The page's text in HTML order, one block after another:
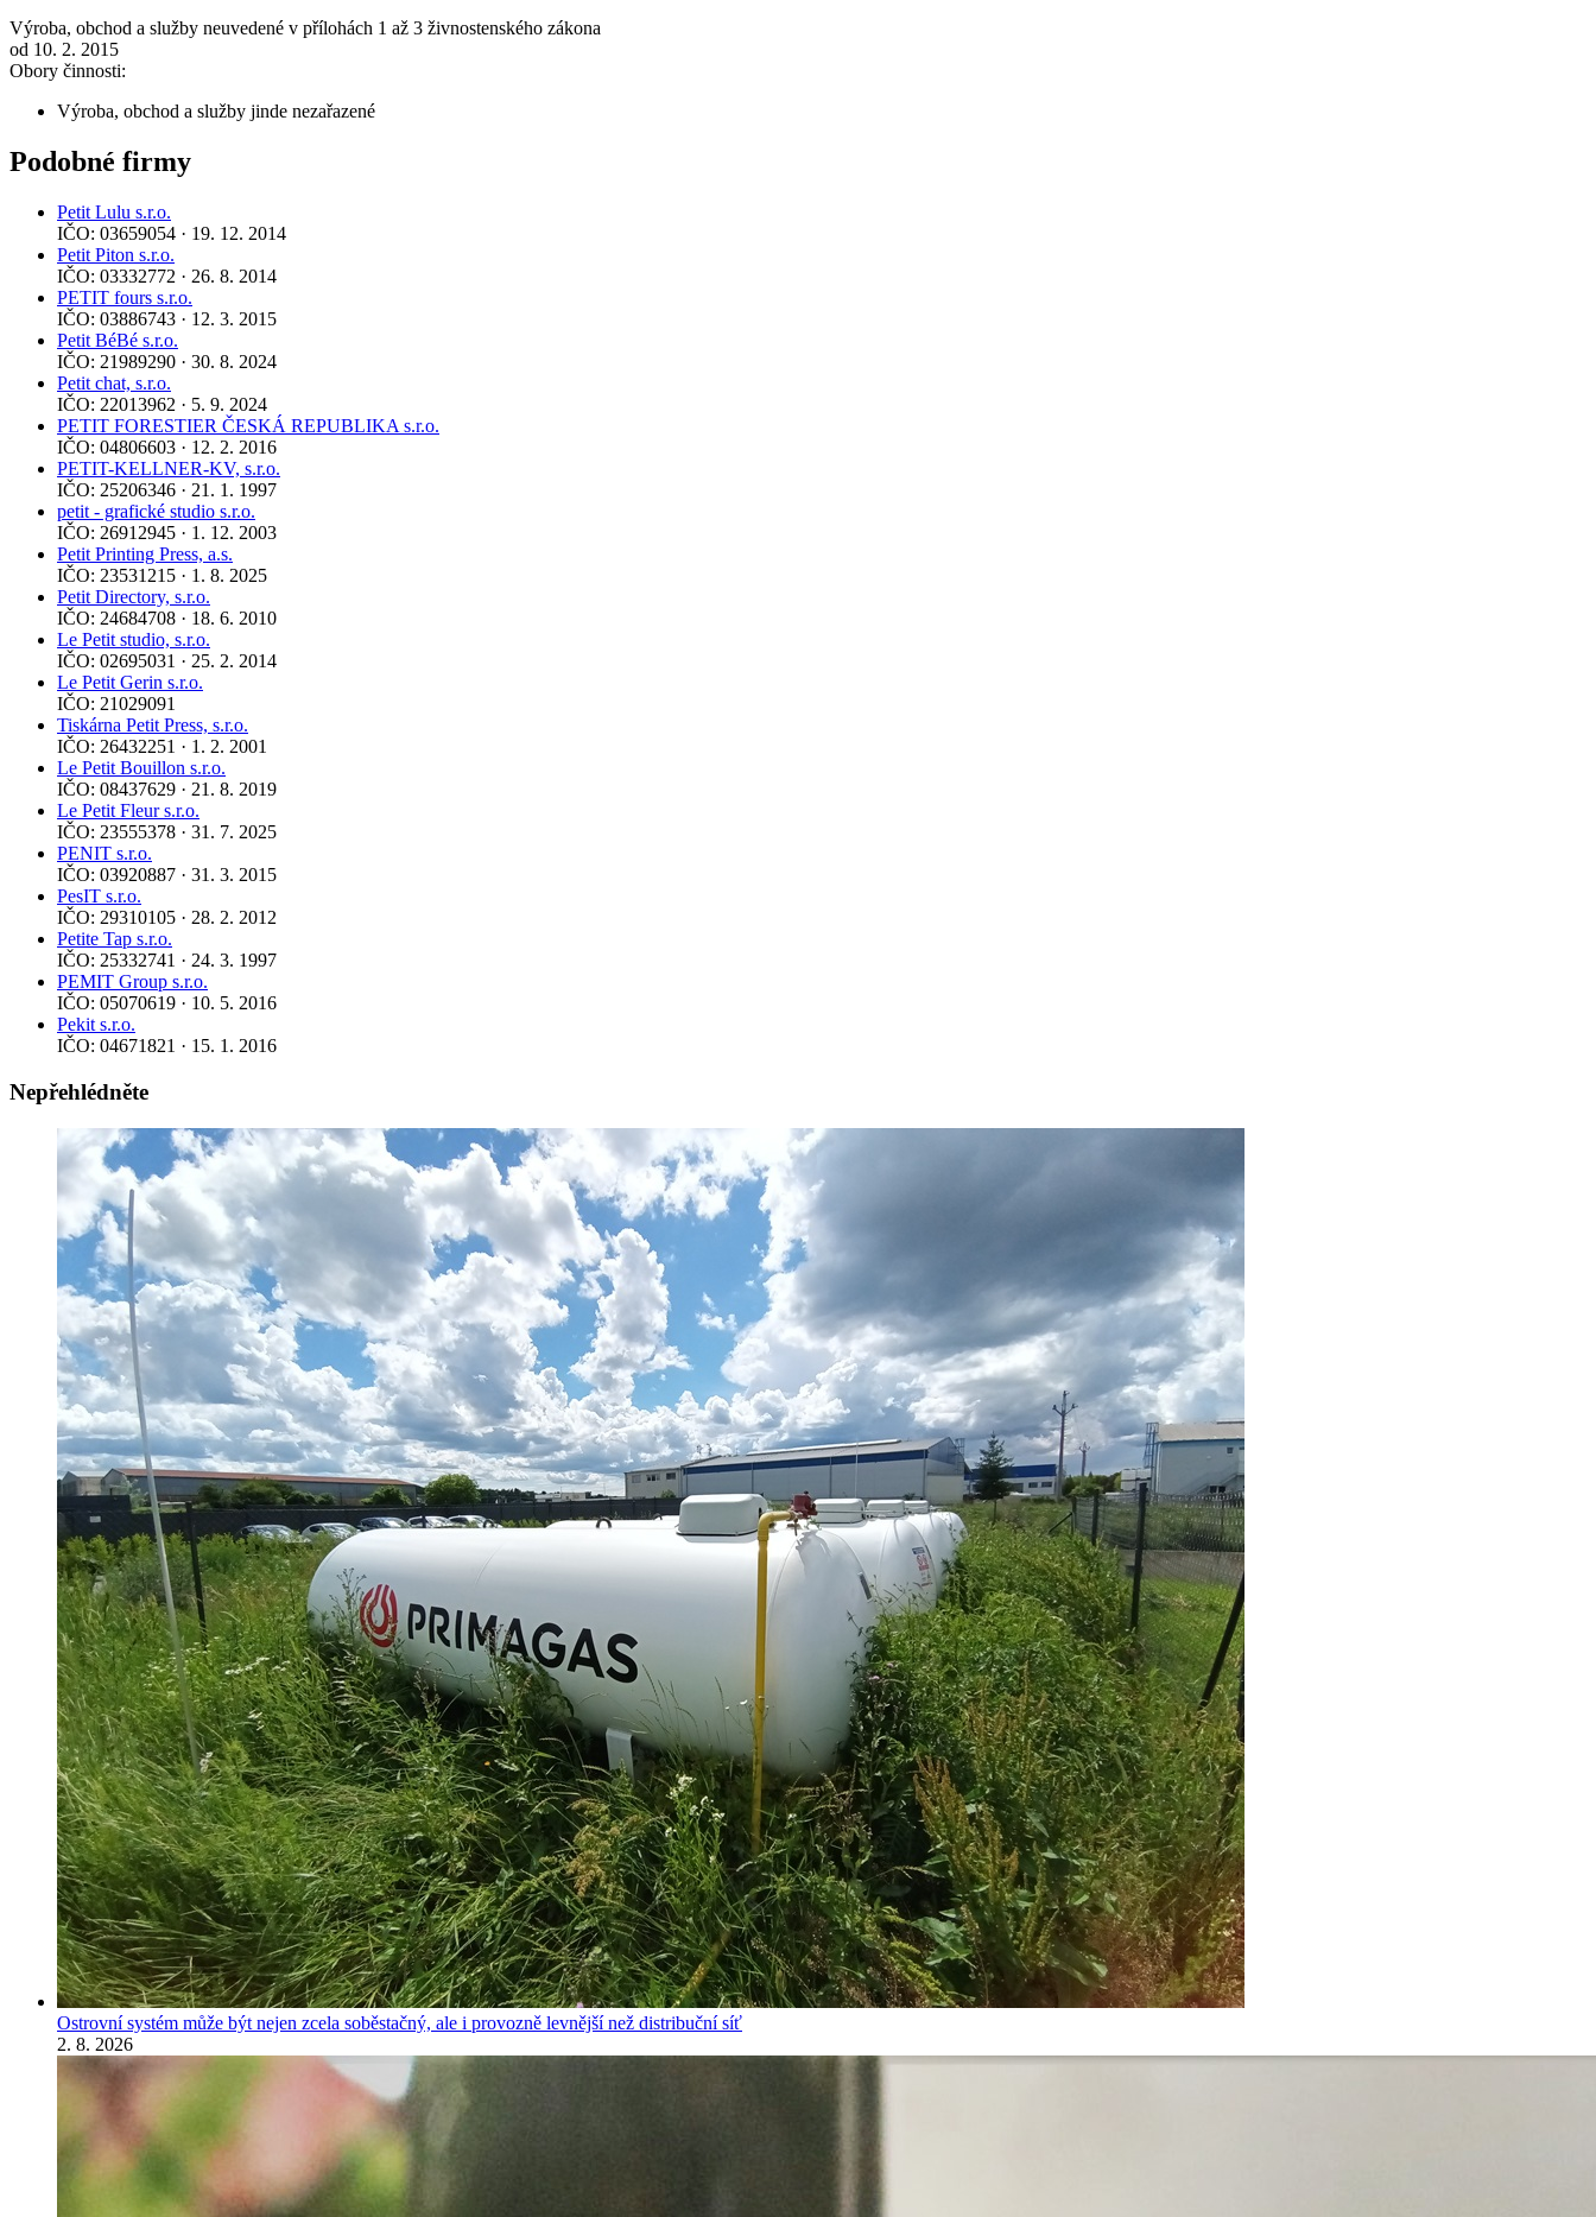
Výroba, obchod a služby neuvedené v přílohách 1 až 3 živnostenského zákona
od 10. 2. 2015
Obory činnosti:
Výroba, obchod a služby jinde nezařazené
Podobné firmy
Petit Lulu s.r.o.
IČO: 03659054 · 19. 12. 2014
Petit Piton s.r.o.
IČO: 03332772 · 26. 8. 2014
PETIT fours s.r.o.
IČO: 03886743 · 12. 3. 2015
Petit BéBé s.r.o.
IČO: 21989290 · 30. 8. 2024
Petit chat, s.r.o.
IČO: 22013962 · 5. 9. 2024
PETIT FORESTIER ČESKÁ REPUBLIKA s.r.o.
IČO: 04806603 · 12. 2. 2016
PETIT-KELLNER-KV, s.r.o.
IČO: 25206346 · 21. 1. 1997
petit - grafické studio s.r.o.
IČO: 26912945 · 1. 12. 2003
Petit Printing Press, a.s.
IČO: 23531215 · 1. 8. 2025
Petit Directory, s.r.o.
IČO: 24684708 · 18. 6. 2010
Le Petit studio, s.r.o.
IČO: 02695031 · 25. 2. 2014
Le Petit Gerin s.r.o.
IČO: 21029091
Tiskárna Petit Press, s.r.o.
IČO: 26432251 · 1. 2. 2001
Le Petit Bouillon s.r.o.
IČO: 08437629 · 21. 8. 2019
Le Petit Fleur s.r.o.
IČO: 23555378 · 31. 7. 2025
PENIT s.r.o.
IČO: 03920887 · 31. 3. 2015
PesIT s.r.o.
IČO: 29310105 · 28. 2. 2012
Petite Tap s.r.o.
IČO: 25332741 · 24. 3. 1997
PEMIT Group s.r.o.
IČO: 05070619 · 10. 5. 2016
Pekit s.r.o.
IČO: 04671821 · 15. 1. 2016
Nepřehlédněte
Ostrovní systém může být nejen zcela soběstačný, ale i provozně levnější než distribuční síť
2. 8. 2026